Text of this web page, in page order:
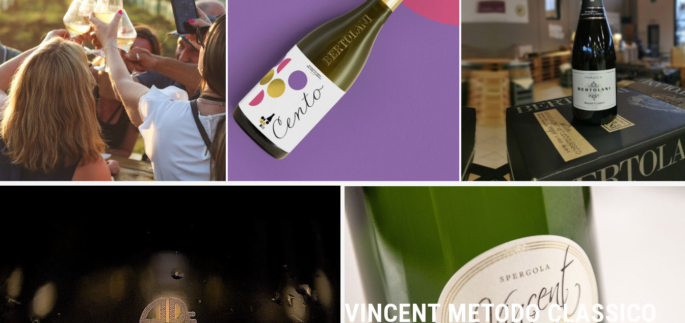
BERTOLANI
COMPIE 100
ANNI!
IL VINO DEL
CENTENARIO
LA SPERGOLA
VINCENT METODO CLASSICO
VINCENT METODO CLASSICO